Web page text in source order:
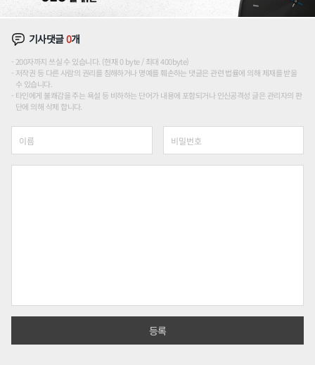
기사댓글0개
200자까지 쓰실 수 있습니다. (현재 0 byte / 최대 400byte)
저작권 등 다른 사람의 권리를 침해하거나 명예를 훼손하는 댓글은 관련 법률에 의해 제재를 받을
수 있습니다.
타인에게 불쾌감을 주는 욕설 등 비하하는 단어가 내용에 포함되거나 인신공격성 글은 관리자의 판
단에 의해 삭제 합니다.